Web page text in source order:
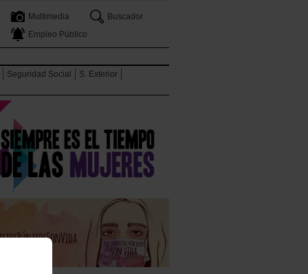
Multimedia
Buscador
Empleo Público
Seguridad Social
S. Exterior